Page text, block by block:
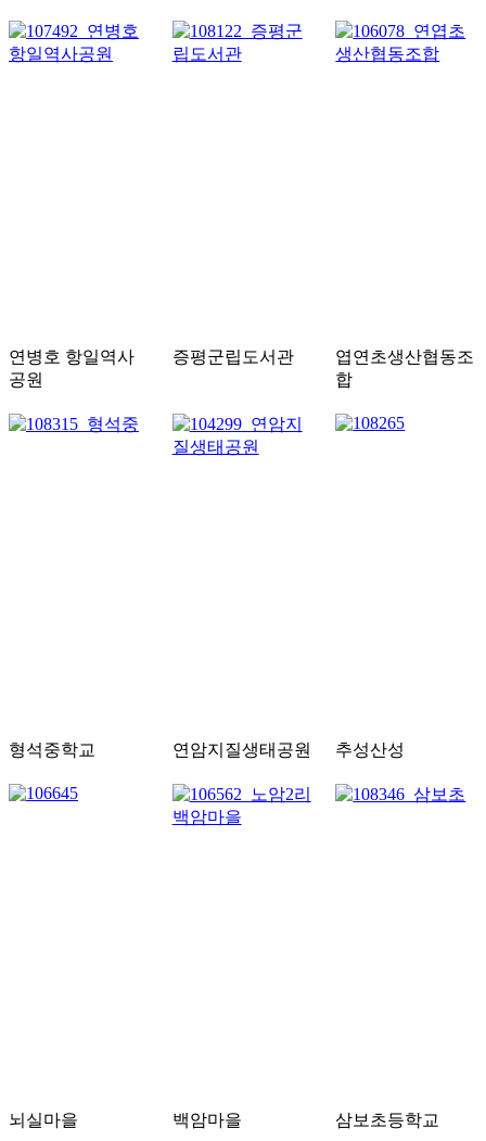
연병호 항일역사
공원
증평군립도서관
엽연초생산협동조
합
형석중학교 연암지질생태공원 추성산성
뇌실마을 백암마을 삼보초등학교